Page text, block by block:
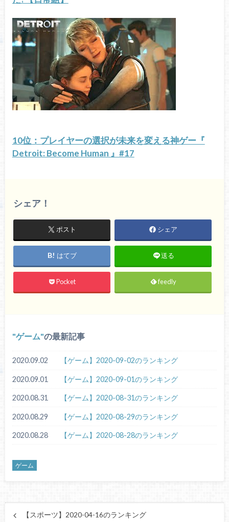
10位：プレイヤーの選択が未来を変える神ゲー『
Detroit: Become Human 』#17
シェア！
ポスト シェア
はてブ 送る
Pocket feedly
ゲーム の最新記事
2020.09.02 【ゲーム】2020-09-02のランキング
2020.09.01 【ゲーム】2020-09-01のランキング
2020.08.31 【ゲーム】2020-08-31のランキング
2020.08.29 【ゲーム】2020-08-29のランキング
2020.08.28 【ゲーム】2020-08-28のランキング
ゲーム
【スポーツ】2020-04-16のランキング